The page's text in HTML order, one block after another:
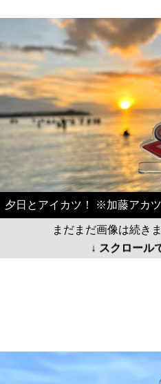
夕日とアイカツ！ ※加藤アカ
まだまだ画像は続き
↓ スクロール